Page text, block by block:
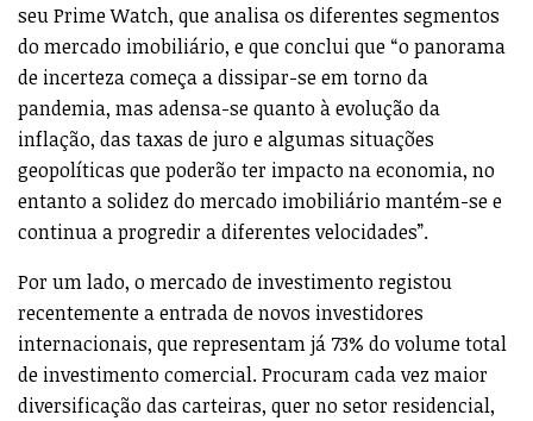
seu Prime Watch, que analisa os diferentes segmentos
do mercado imobiliário, e que conclui que “o panorama
de incerteza começa a dissipar-se em torno da
pandemia, mas adensa-se quanto à evolução da
inflação, das taxas de juro e algumas situações
geopolíticas que poderão ter impacto na economia, no
entanto a solidez do mercado imobiliário mantém-se e
continua a progredir a diferentes velocidades”.
Por um lado, o mercado de investimento registou
recentemente a entrada de novos investidores
internacionais, que representam já 73% do volume total
de investimento comercial. Procuram cada vez maior
diversificação das carteiras, quer no setor residencial,